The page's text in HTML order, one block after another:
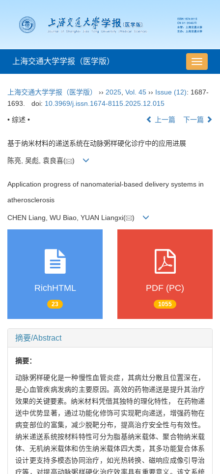
导
航
换
上海交通大学学报（医学版）
上海交通大学学报（医学版） ›› 2025 Vol. 45 ›› Issue (12): 1687-
1693.
doi: 10.3969/j.issn.1674-8115.2025.12.015
• 综述 • 上一篇 下一篇
基于纳米材料的递送系统在动脉粥样硬化诊疗中的应用进展
陈亮, 吴彪, 袁良喜( )
Application progress of nanomaterial-based delivery systems in
atherosclerosis
CHEN Liang, WU Biao, YUAN Liangxi( )
RichHTML
23
PDF (PC)
1055
摘要/Abstract
摘要：
动脉粥样硬化是一种慢性血管炎症，其病灶分散且位置深在，
是心血管疾病发病的主要原因。高效的药物递送是提升其治疗
效果的关键要素。纳米材料凭借其独特的理化特性， 在药物递
送中优势显著，通过功能化修饰可实现靶向递送，增强药物在
病变部位的富集，减少脱靶分布，提高治疗安全性与有效性。
纳米递送系统按材料特性可分为脂基纳米载体、聚合物纳米载
体、无机纳米载体和仿生纳米载体四大类，其多功能复合体系
设计更支持多模态协同治疗，如光热转换、磁响应成像引导治
疗等，对提高动脉粥样硬化治疗效率具有重要意义。该文系统